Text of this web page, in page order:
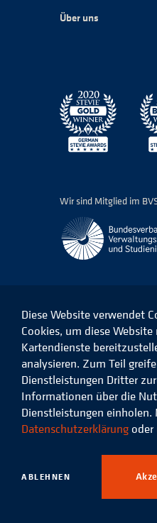
Über uns
Wir sind Mitglied im
Das
NSI
Facebook
Das
NSI
auf
© 2026
Studieninstitut für
Verwaltung e.V.
Datenschutz
Diese Website verwendet
Cookies, um diese
Kartendienste
analysieren. Zum Teil
Dienstleistungen Dritter
Informationen über die
Dienstleistungen einholen.
Datenschutzerklärung oder
ABLEHNEN